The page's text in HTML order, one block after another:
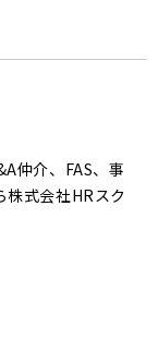
仲介、FAS、事
式会社HRスク